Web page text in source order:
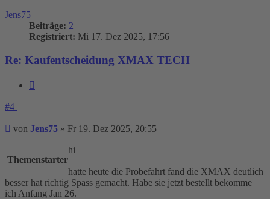
Jens75
Beiträge: 2
Registriert: Mi 17. Dez 2025, 17:56
Re: Kaufentscheidung XMAX TECH
#4
Beitrag
von Jens75 » Fr 19. Dez 2025, 20:55
Themenstarter
hi
hatte heute die Probefahrt fand die XMAX deutlich
besser hat richtig Spass gemacht. Habe sie jetzt bestellt bekomme
ich Anfang Jan 26.